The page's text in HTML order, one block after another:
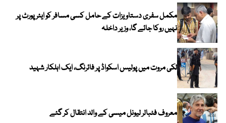
مکمل سفری دستاویزات کے حامل کسی مسافر کو ایئرپورٹ پر
نہیں روکا جائے گا، وزیر داخلہ
لکی مروت میں پولیس اسکواڈ پر فائرنگ، ایک اہلکار شہید
معروف فٹبالر لیونل میسی کے والد انتقال کر گئے